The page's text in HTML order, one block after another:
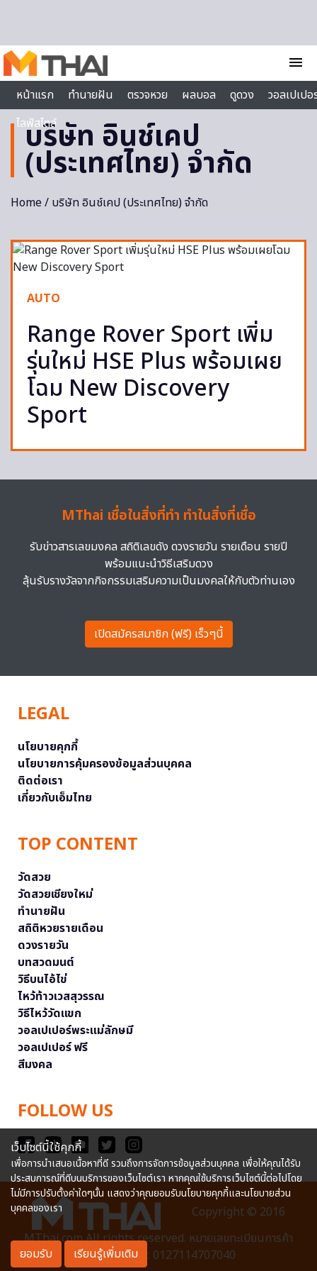
menu
หน้าแรก
ทำนายฝัน ตรวจหวย ผลบอล ดูดวง
วอลเปเป
ไลฟ์สไตล์
บริษัท อินช์เคป
(ประเทศไทย) จำกัด
Home/ บริษัท อินช์เคป (ประเทศไทย) จำกัด
AUTO
Range Rover Sport เพิ่ม
รุ่นใหม่ HSE Plus พร้อมเผย
โฉม New Discovery
Sport
MThai เชื่อในสิ่งที่ทำ ทำในสิ่งที่เชื่อ
รับข่าวสารเลขมงคล สถิติเลขดัง ดวงรายวัน รายเดือน รายปี
พร้อมแนะนำวิธีเสริมดวง
ลุ้นรับรางวัลจากกิจกรรมเสริมความเป็นมงคลให้กับตัวท่านเอง
เปิดสมัครสมาชิก (ฟรี) เร็วๆนี้
LEGAL
นโยบายคุกกี้
นโยบายการคุ้มครองข้อมูลส่วนบุคคล
ติดต่อเรา
เกี่ยวกับเอ็มไทย
TOP CONTENT
วัดสวย
วัดสวยเชียงใหม่
ทำนายฝัน
สถิติหวยรายเดือน
ดวงรายวัน
บทสวดมนต์
วิธีบนไอ้ไข่
ไหว้ท้าวเวสสุวรรณ
วิธีไหว้วัดแขก
วอลเปเปอร์พระแม่ลักษมี
วอลเปเปอร์ ฟรี
สีมงคล
FOLLOW US
Copyright © 2016
MThai.com All rights reserved. หมายเลขทะเบียนการค้า
อิเล็กทรอนิกส์ : 0127114707040
เว็บไซต์นี้ใช้คุกกี้
เพื่อการนำเสนอเนื้อหาที่ดี รวมถึงการจัดการข้อมูลส่วนบุคคล เพื่อให้คุณได้รับ
ประสบการณ์ที่ดีบนบริการของเว็บไซต์เรา หากคุณใช้บริการเว็บไซต์นี้ต่อไปโดย
ไม่มีการปรับตั้งค่าใดๆนั้น แสดงว่าคุณยอมรับนโยบายคุกกี้และนโยบายส่วน
บุคคลของเรา
ยอมรับ เรียนรู้เพิ่มเติม